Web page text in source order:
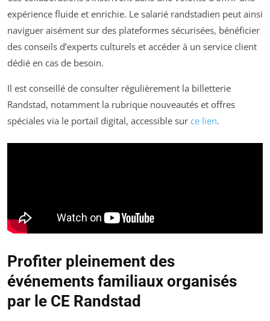
expérience fluide et enrichie. Le salarié randstadien peut ainsi
naviguer aisément sur des plateformes sécurisées, bénéficier
des conseils d’experts culturels et accéder à un service client
dédié en cas de besoin.
Il est conseillé de consulter régulièrement la billetterie
Randstad, notamment la rubrique nouveautés et offres
spéciales via le portail digital, accessible sur ce lien.
Profiter pleinement des
événements familiaux organisés
par le CE Randstad